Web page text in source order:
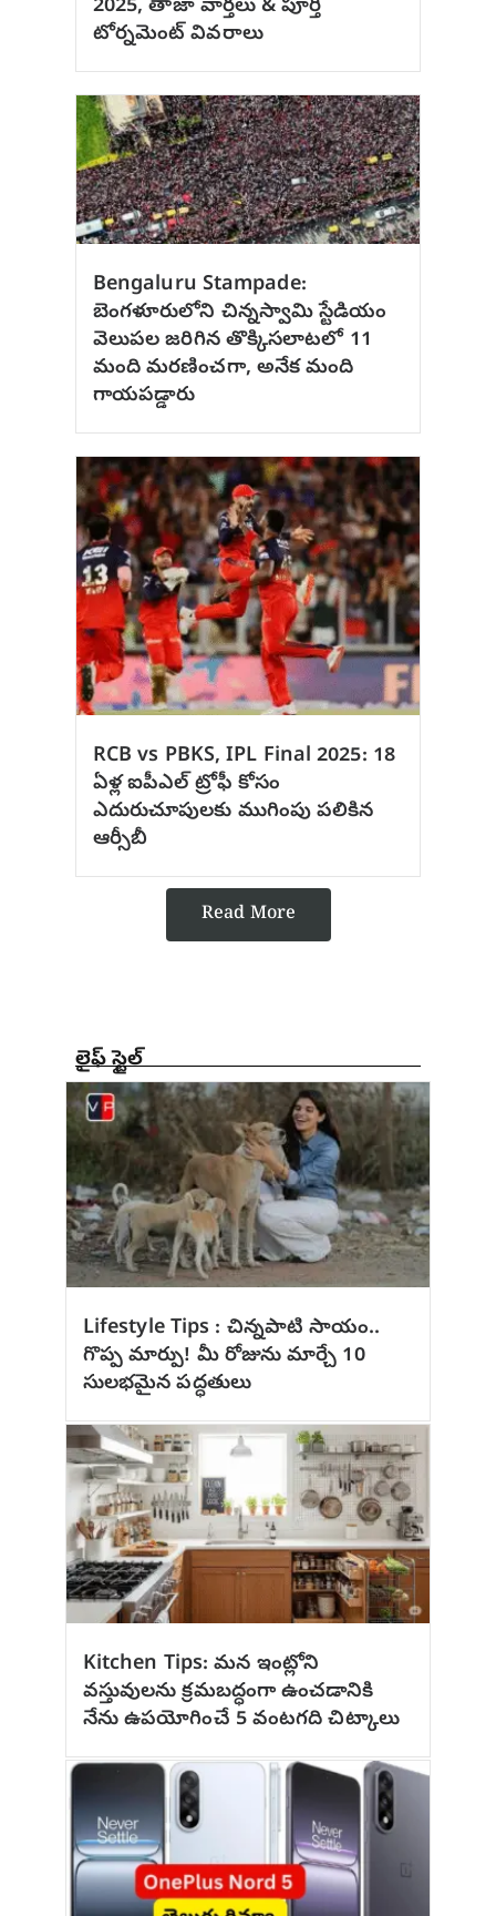
2025, తాజా వార్తలు & పూర్తి
టోర్నమెంట్ వివరాలు
Bengaluru Stampade:
బెంగళూరులోని చిన్నస్వామి స్టేడియం
వెలుపల జరిగిన తొక్కిసలాటలో 11
మంది మరణించగా, అనేక మంది
గాయపడ్డారు
RCB vs PBKS, IPL Final 2025: 18
ఏళ్ల ఐపీఎల్ ట్రోఫీ కోసం
ఎదురుచూపులకు ముగింపు పలికిన
ఆర్సీబీ
Read More
లైఫ్ స్టైల్
Lifestyle Tips : చిన్నపాటి సాయం..
గొప్ప మార్పు! మీ రోజును మార్చే 10
సులభమైన పద్ధతులు
Kitchen Tips: మన ఇంట్లోని
వస్తువులను క్రమబద్ధంగా ఉంచడానికి
నేను ఉపయోగించే 5 వంటగది చిట్కాలు